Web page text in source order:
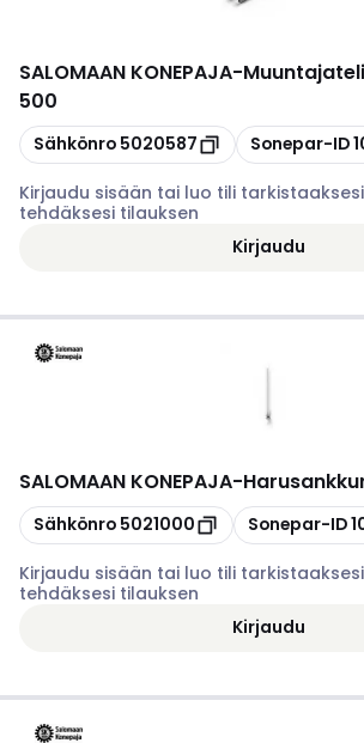
SALOMAAN KONEPAJA-
500
Kopioi
Sähkönro 5020587 Kopioi
Sonepar-ID
Kirjaudu sisään tai luo tili
tehdäksesi tilauksen
Kirjaudu
SALOMAAN KONEPAJA-
Kopioi
Sähkönro 5021000 Kopioi
Sonepar-ID
Kirjaudu sisään tai luo tili
tehdäksesi tilauksen
Kirjaudu